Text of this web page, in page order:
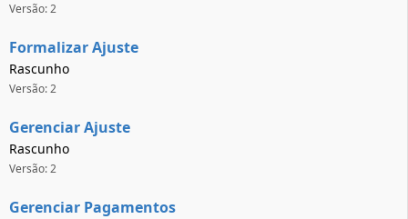
Versão: 2
Formalizar Ajuste
Rascunho
Versão: 2
Gerenciar Ajuste
Rascunho
Versão: 2
Gerenciar Pagamentos